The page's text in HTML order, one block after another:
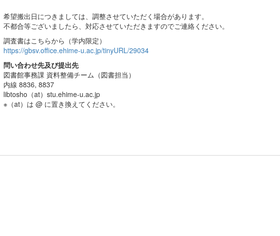
希望搬出日につきましては、調整させていただく場合があります。
不都合等ございましたら、対応させていただきますのでご連絡ください。
調査書はこちらから（学内限定）
https://gbsv.office.ehime-u.ac.jp/tinyURL/29034
問い合わせ先及び提出先
図書館事務課 資料整備チーム（図書担当）
内線 8836, 8837
libtosho（at）stu.ehime-u.ac.jp
※（at）は @ に置き換えてください。